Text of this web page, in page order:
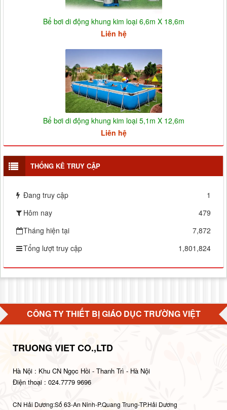
Bể bơi di động khung kim loại 6,6m X 18,6m
Liên hệ
Bể bơi di động khung kim loại 5,1m X 12,6m
Liên hệ
THỐNG KÊ TRUY CẬP
Đang truy cập
1
Hôm nay
479
Tháng hiện tại
7,872
Tổng lượt truy cập
1,801,824
CÔNG TY THIẾT BỊ GIÁO DỤC TRƯỜNG VIỆT
TRUONG VIET CO.,LTD
Hà Nội : Khu CN Ngọc Hồi - Thanh Trì - Hà Nội
Điện thoại : 024.7779 9696
CN Hải Dương:Số 63-An Ninh-P.Quang Trung-TP.Hải Dương